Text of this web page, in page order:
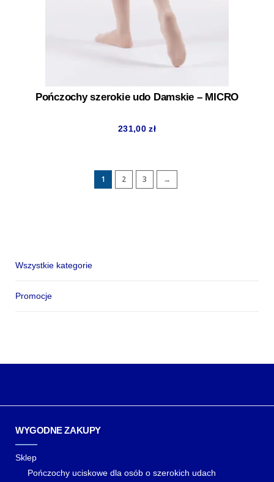
Pończochy szerokie udo Damskie – MICRO
231,00zł
1 2 3 →
Wszystkie kategorie
Promocje
WYGODNE ZAKUPY
Sklep
Pończochy uciskowe dla osób o szerokich udach